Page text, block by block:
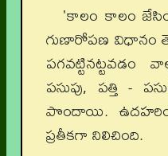
'కాలం కాలం
గుణారోపణ విధానం
పగవట్టినట్టవడం
పసుపు, పత్తి -
పొందాయి.
ప్రతీకగా నిలిచింది.